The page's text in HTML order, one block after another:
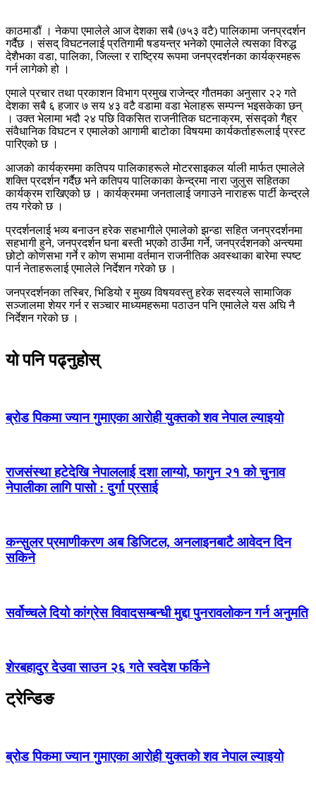
काठमाडौं । नेकपा एमालेले आज देशका सबै (७५३ वटै) पालिकामा जनप्रदर्शन
गर्दैछ । संसद् विघटनलाई प्रतिगामी षडयन्त्र भनेको एमालेले त्यसका विरुद्ध
देशैभका वडा, पालिका, जिल्ला र राष्ट्रिय रूपमा जनप्रदर्शनका कार्यक्रमहरू
गर्न लागेको हो ।
एमाले प्रचार तथा प्रकाशन विभाग प्रमुख राजेन्द्र गौतमका अनुसार २२ गते
देशका सबै ६ हजार ७ सय ४३ वटै वडामा वडा भेलाहरू सम्पन्न भइसकेका छन्
। उक्त भेलामा भदौ २४ पछि विकसित राजनीतिक घटनाक्रम, संसद्को गैह्र
संवैधानिक विघटन र एमालेको आगामी बाटोका विषयमा कार्यकर्ताहरूलाई प्रस्ट
पारिएको छ ।
आजको कार्यक्रममा कतिपय पालिकाहरूले मोटरसाइकल र्याली मार्फत एमालेले
शक्ति प्रदर्शन गर्दैछ भने कतिपय पालिकाका केन्द्रमा नारा जुलुस सहितका
कार्यक्रम राखिएको छ । कार्यक्रममा जनतालाई जगाउने नाराहरू पार्टी केन्द्रले
तय गरेको छ ।
प्रदर्शनलाई भव्य बनाउन हरेक सहभागीले एमालेको झन्डा सहित जनप्रदर्शनमा
सहभागी हुने, जनप्रदर्शन घना बस्ती भएको ठाउँमा गर्ने, जनप्रर्दशनको अन्त्यमा
छोटो कोणसभा गर्ने र कोण सभामा वर्तमान राजनीतिक अवस्थाका बारेमा स्पष्ट
पार्न नेताहरूलाई एमालेले निर्देशन गरेको छ ।
जनप्रदर्शनका तस्बिर, भिडियो र मुख्य विषयवस्तु हरेक सदस्यले सामाजिक
सञ्जालमा शेयर गर्न र सञ्चार माध्यमहरूमा पठाउन पनि एमालेले यस अघि नै
निर्देशन गरेको छ ।
यो पनि पढ्नुहोस्
ब्रोड पिकमा ज्यान गुमाएका आरोही युक्तको शव नेपाल ल्याइयो
राजसंस्था हटेदेखि नेपाललाई दशा लाग्यो, फागुन २१ को चुनाव
नेपालीका लागि पासो : दुर्गा प्रसाई
कन्सुलर प्रमाणीकरण अब डिजिटल, अनलाइनबाटै आवेदन दिन
सकिने
सर्वोच्चले दियो कांग्रेस विवादसम्बन्धी मुद्दा पुनरावलोकन गर्न अनुमति
शेरबहादुर देउवा साउन २६ गते स्वदेश फर्किने
ट्रेन्डिङ
ब्रोड पिकमा ज्यान गुमाएका आरोही युक्तको शव नेपाल ल्याइयो